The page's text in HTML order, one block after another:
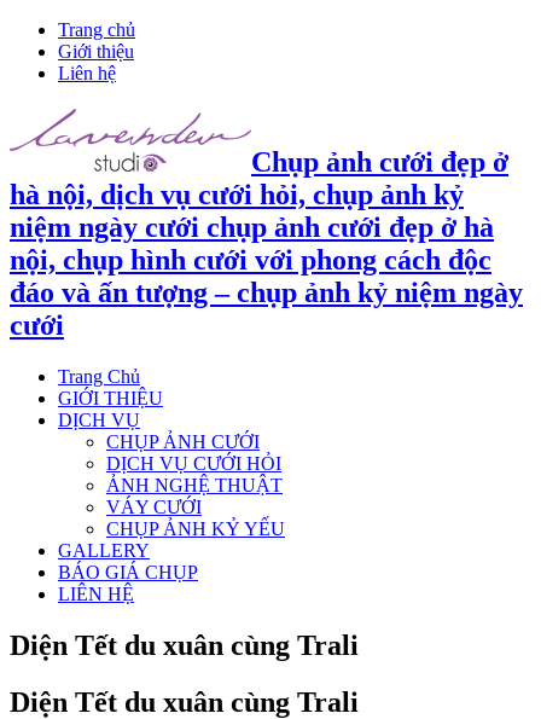
Trang chủ
Giới thiệu
Liên hệ
Chụp ảnh cưới đẹp ở
hà nội, dịch vụ cưới hỏi, chụp ảnh kỷ
niệm ngày cưới chụp ảnh cưới đẹp ở hà
nội, chụp hình cưới với phong cách độc
đáo và ấn tượng – chụp ảnh kỷ niệm ngày
cưới
Trang Chủ
GIỚI THIỆU
DỊCH VỤ
CHỤP ẢNH CƯỚI
DỊCH VỤ CƯỚI HỎI
ẢNH NGHỆ THUẬT
VÁY CƯỚI
CHỤP ẢNH KỶ YẾU
GALLERY
BÁO GIÁ CHỤP
LIÊN HỆ
Diện Tết du xuân cùng Trali
Diện Tết du xuân cùng Trali